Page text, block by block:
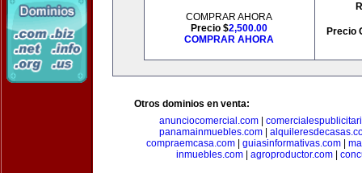
COMPRAR AHORA
Precio $2,500.00
COMPRAR AHORA
Precio
Otros dominios en venta:
anunciocomercial.com
panamainmuebles.com|
compraemcasa.com
guiasinformativas.com
inmuebles.com
agroproductor.com